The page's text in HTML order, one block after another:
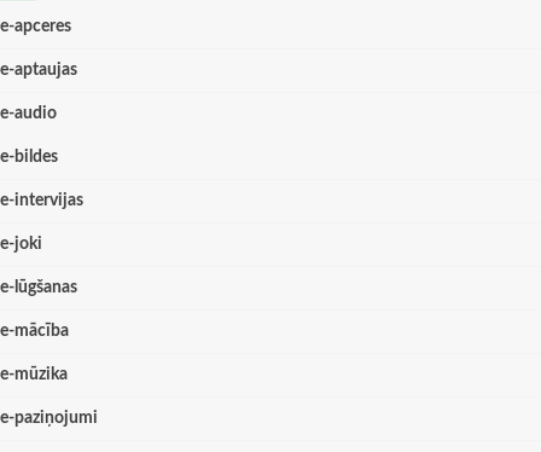
e-apceres
e-aptaujas
e-audio
e-bildes
e-intervijas
e-joki
e-lūgšanas
e-mācība
e-mūzika
e-paziņojumi